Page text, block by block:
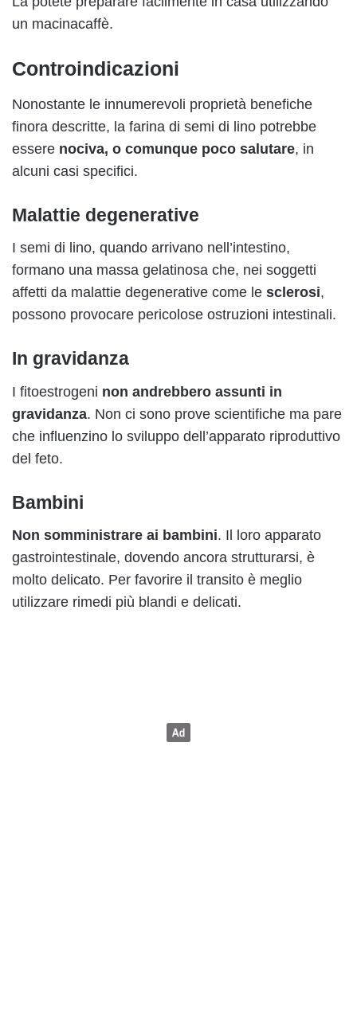
un macinacaffè.
Controindicazioni
Nonostante le innumerevoli proprietà benefiche
finora descritte, la farina di semi di lino potrebbe
essere nociva, o comunque poco salutare, in
alcuni casi specifici.
Malattie degenerative
I semi di lino, quando arrivano nell’intestino,
formano una massa gelatinosa che, nei soggetti
affetti da malattie degenerative come le sclerosi,
possono provocare pericolose ostruzioni intestinali.
In gravidanza
I fitoestrogeni non andrebbero assunti in
gravidanza. Non ci sono prove scientifiche ma pare
che influenzino lo sviluppo dell’apparato riproduttivo
del feto.
Bambini
Non somministrare ai bambini. Il loro apparato
gastrointestinale, dovendo ancora strutturarsi, è
molto delicato. Per favorire il transito è meglio
utilizzare rimedi più blandi e delicati.